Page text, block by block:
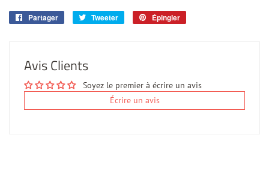
Partager
PartagerTweeter
Tweeter
Épingler
Avis Clients
Soyez le premier à écrire un avis
Écrire un avis